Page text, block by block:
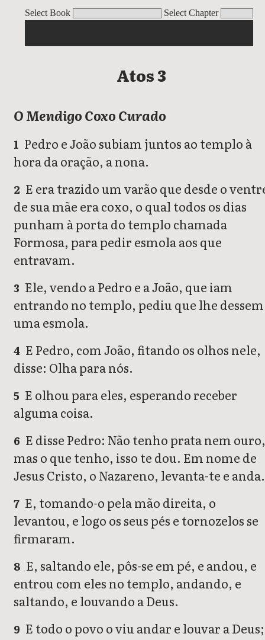
Select Book Select Chapter
Atos 3
O Mendigo Coxo Curado
1 Pedro e João subiam juntos ao templo à
hora da oração, a nona.
2 E era trazido um varão que desde o
de sua mãe era coxo, o qual todos os dias
punham à porta do templo chamada
Formosa, para pedir esmola aos que
entravam.
3 Ele, vendo a Pedro e a João, que iam
entrando no templo, pediu que lhe dessem
uma esmola.
4 E Pedro, com João, fitando os olhos nele,
disse: Olha para nós.
5 E olhou para eles, esperando receber
alguma coisa.
6 E disse Pedro: Não tenho prata nem
mas o que tenho, isso te dou. Em nome de
Jesus Cristo, o Nazareno, levanta-te e anda.
7 E, tomando-o pela mão direita, o
levantou, e logo os seus pés e tornozelos se
firmaram.
8 E, saltando ele, pôs-se em pé, e andou, e
entrou com eles no templo, andando, e
saltando, e louvando a Deus.
9 E todo o povo o viu andar e louvar a Deus;